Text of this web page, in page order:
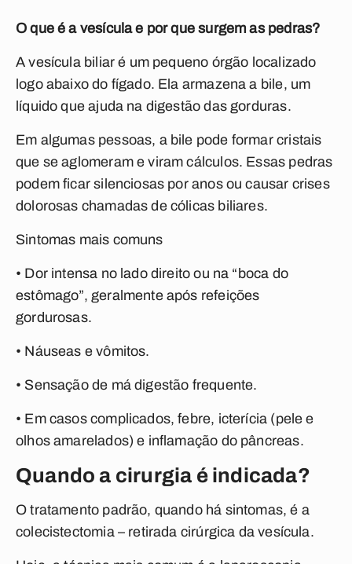
O que é a vesícula e por que surgem as pedras?
A vesícula biliar é um pequeno órgão localizado
logo abaixo do fígado. Ela armazena a bile, um
líquido que ajuda na digestão das gorduras.
Em algumas pessoas, a bile pode formar cristais
que se aglomeram e viram cálculos. Essas pedras
podem ficar silenciosas por anos ou causar crises
dolorosas chamadas de cólicas biliares.
Sintomas mais comuns
• Dor intensa no lado direito ou na “boca do
estômago”, geralmente após refeições
gordurosas.
• Náuseas e vômitos.
• Sensação de má digestão frequente.
• Em casos complicados, febre, icterícia (pele e
olhos amarelados) e inflamação do pâncreas.
Quando a cirurgia é indicada?
O tratamento padrão, quando há sintomas, é a
colecistectomia – retirada cirúrgica da vesícula.